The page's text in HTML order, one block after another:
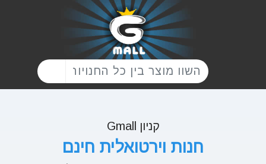
קניון Gmall
חנות וירטואלית חינם